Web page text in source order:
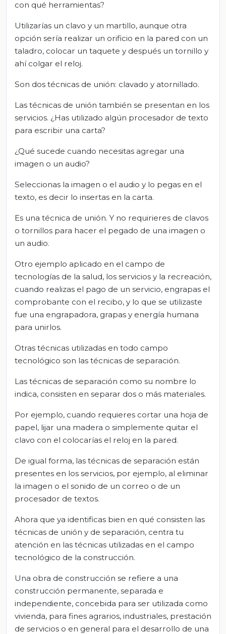
con qué herramientas?
Utilizarías un clavo y un martillo, aunque otra
opción sería realizar un orificio en la pared con un
taladro, colocar un taquete y después un tornillo y
ahí colgar el reloj.
Son dos técnicas de unión: clavado y atornillado.
Las técnicas de unión también se presentan en los
servicios. ¿Has utilizado algún procesador de texto
para escribir una carta?
¿Qué sucede cuando necesitas agregar una
imagen o un audio?
Seleccionas la imagen o el audio y lo pegas en el
texto, es decir lo insertas en la carta.
Es una técnica de unión. Y no requirieres de clavos
o tornillos para hacer el pegado de una imagen o
un audio.
Otro ejemplo aplicado en el campo de
tecnologías de la salud, los servicios y la recreación,
cuando realizas el pago de un servicio, engrapas el
comprobante con el recibo, y lo que se utilizaste
fue una engrapadora, grapas y energía humana
para unirlos.
Otras técnicas utilizadas en todo campo
tecnológico son las técnicas de separación.
Las técnicas de separación como su nombre lo
indica, consisten en separar dos o más materiales.
Por ejemplo, cuando requieres cortar una hoja de
papel, lijar una madera o simplemente quitar el
clavo con el colocarías el reloj en la pared.
De igual forma, las técnicas de separación están
presentes en los servicios, por ejemplo, al eliminar
la imagen o el sonido de un correo o de un
procesador de textos.
Ahora que ya identificas bien en qué consisten las
técnicas de unión y de separación, centra tu
atención en las técnicas utilizadas en el campo
tecnológico de la construcción.
Una obra de construcción se refiere a una
construcción permanente, separada e
independiente, concebida para ser utilizada como
vivienda, para fines agrarios, industriales, prestación
de servicios o en general para el desarrollo de una